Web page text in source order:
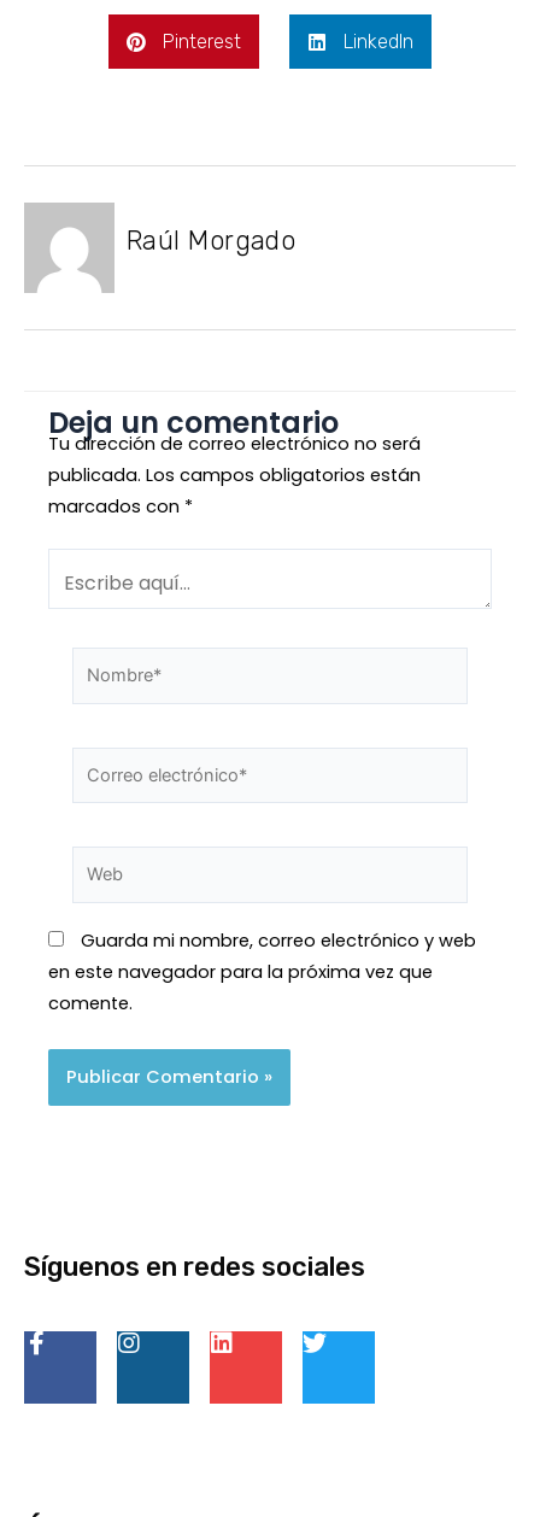
Pinterest LinkedIn
Raúl Morgado
Deja un comentario
Tu dirección de correo electrónico no será
publicada. Los campos obligatorios están
marcados con *
Guarda mi nombre, correo electrónico y web
en este navegador para la próxima vez que
comente.
Síguenos en redes sociales